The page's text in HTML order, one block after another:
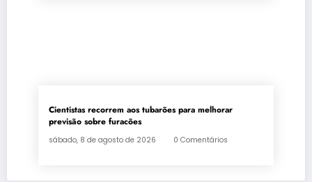
Cientistas recorrem aos tubarões para melhorar
previsão sobre furacões
sábado, 8 de agosto de 2026 0 Comentários